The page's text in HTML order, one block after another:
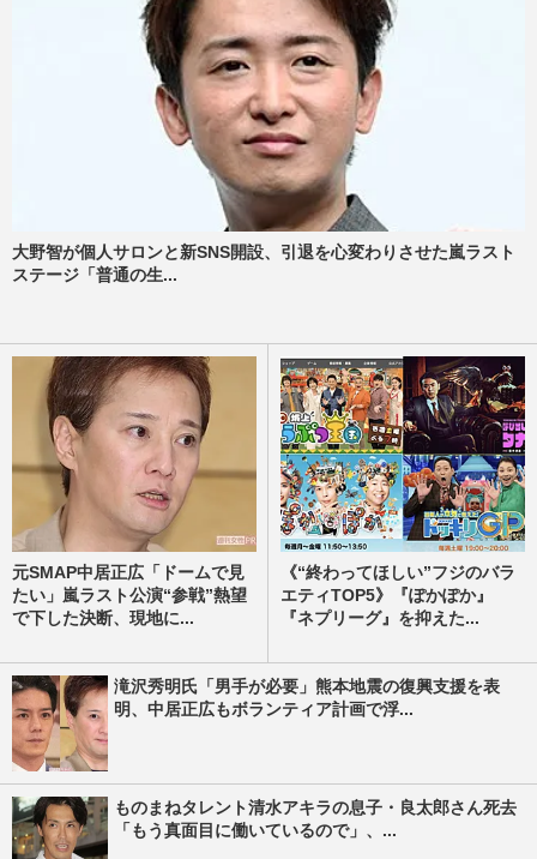
大野智が個人サロンと新SNS開設、引退を心変わりさせた嵐ラスト
ステージ「普通の生...
元SMAP中居正広「ドームで見
たい」嵐ラスト公演“参戦”熱望
で下した決断、現地に...
《“終わってほしい”フジのバラ
エティTOP5》『ぽかぽか』
『ネプリーグ』を抑えた...
滝沢秀明氏「男手が必要」熊本地震の復興支援を表
明、中居正広もボランティア計画で浮...
ものまねタレント清水アキラの息子・良太郎さん死去
「もう真面目に働いているので」、...